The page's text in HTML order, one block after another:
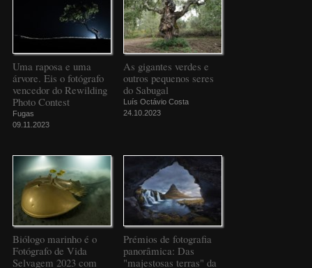
Uma raposa e uma
árvore. Eis o fotógrafo
vencedor do Rewilding
Photo Contest
Fugas
09.11.2023
As gigantes verdes e
outros pequenos seres
do Sabugal
Luís Octávio Costa
24.10.2023
Biólogo marinho é o
Fotógrafo de Vida
Selvagem 2023 com
Prémios de fotografia
panorâmica: Das
"majestosas terras" da